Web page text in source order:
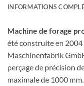
INFORMATIONS
Machine de forage
été construite en
Maschinenfabrik
perçage de précision
maximale de 1000